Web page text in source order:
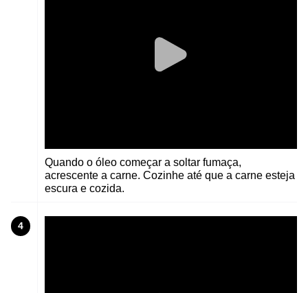
Quando o óleo começar a soltar fumaça,
acrescente a carne. Cozinhe até que a carne esteja
escura e cozida.
4